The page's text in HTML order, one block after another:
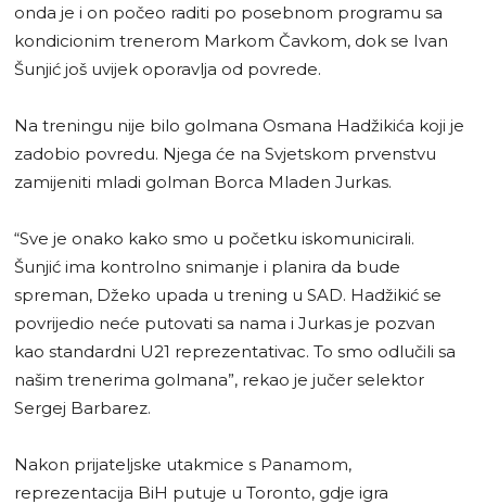
onda je i on počeo raditi po posebnom programu sa
kondicionim trenerom Markom Čavkom, dok se Ivan
Šunjić još uvijek oporavlja od povrede.
Na treningu nije bilo golmana Osmana Hadžikića koji je
zadobio povredu. Njega će na Svjetskom prvenstvu
zamijeniti mladi golman Borca Mladen Jurkas.
“Sve je onako kako smo u početku iskomunicirali.
Šunjić ima kontrolno snimanje i planira da bude
spreman, Džeko upada u trening u SAD. Hadžikić se
povrijedio neće putovati sa nama i Jurkas je pozvan
kao standardni U21 reprezentativac. To smo odlučili sa
našim trenerima golmana”, rekao je jučer selektor
Sergej Barbarez.
Nakon prijateljske utakmice s Panamom,
reprezentacija BiH putuje u Toronto, gdje igra